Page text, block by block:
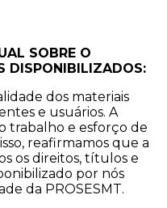
SOBRE O
DISPONIBILIZADOS:
dos materiais
e usuários. A
trabalho e esforço de
reafirmamos que a
os direitos, títulos e
por nós
da PROSESMT.